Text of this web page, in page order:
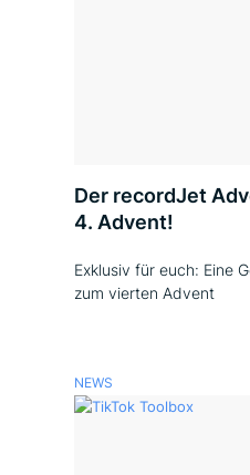
Der recordJet
4. Advent!
Exklusiv für euch: Eine
zum vierten Advent
NEWS